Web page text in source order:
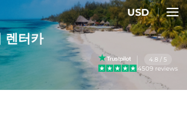
USD
렌터카
4.8 / 5
4509 reviews